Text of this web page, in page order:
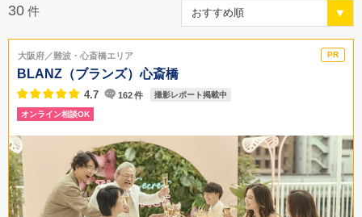
30 件
大阪府／難波・心斎橋エリア
BLANZ（ブランズ）心斎橋
4.7 162件 撮影レポート掲載中
オンライン相談OK